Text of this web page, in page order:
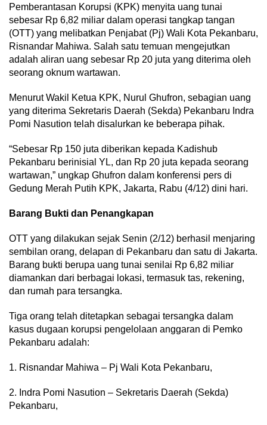
Pemberantasan Korupsi (KPK) menyita uang tunai
sebesar Rp 6,82 miliar dalam operasi tangkap tangan
(OTT) yang melibatkan Penjabat (Pj) Wali Kota Pekanbaru,
Risnandar Mahiwa. Salah satu temuan mengejutkan
adalah aliran uang sebesar Rp 20 juta yang diterima oleh
seorang oknum wartawan.
Menurut Wakil Ketua KPK, Nurul Ghufron, sebagian uang
yang diterima Sekretaris Daerah (Sekda) Pekanbaru Indra
Pomi Nasution telah disalurkan ke beberapa pihak.
“Sebesar Rp 150 juta diberikan kepada Kadishub
Pekanbaru berinisial YL, dan Rp 20 juta kepada seorang
wartawan,” ungkap Ghufron dalam konferensi pers di
Gedung Merah Putih KPK, Jakarta, Rabu (4/12) dini hari.
Barang Bukti dan Penangkapan
OTT yang dilakukan sejak Senin (2/12) berhasil menjaring
sembilan orang, delapan di Pekanbaru dan satu di Jakarta.
Barang bukti berupa uang tunai senilai Rp 6,82 miliar
diamankan dari berbagai lokasi, termasuk tas, rekening,
dan rumah para tersangka.
Tiga orang telah ditetapkan sebagai tersangka dalam
kasus dugaan korupsi pengelolaan anggaran di Pemko
Pekanbaru adalah:
1. Risnandar Mahiwa – Pj Wali Kota Pekanbaru,
2. Indra Pomi Nasution – Sekretaris Daerah (Sekda)
Pekanbaru,